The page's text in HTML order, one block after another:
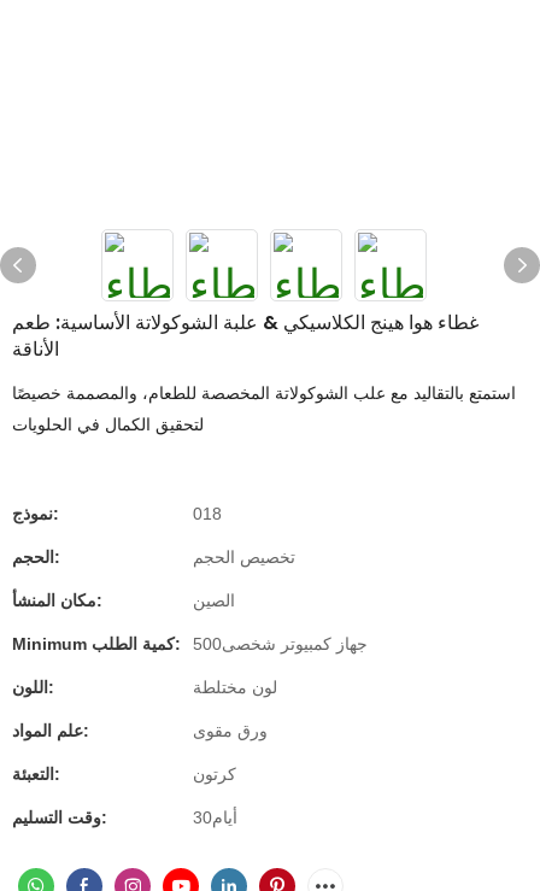
غطاء هوا هينج الكلاسيكي & علبة الشوكولاتة الأساسية: طعم
الأناقة
استمتع بالتقاليد مع علب الشوكولاتة المخصصة للطعام، والمصممة خصيصًا
لتحقيق الكمال في الحلويات
نموذج: 018
الحجم: تخصيص الحجم
مكان المنشأ: الصين
Minimum كمية الطلب: جهاز كمبيوتر شخصى500
اللون: لون مختلطة
علم المواد: ورق مقوى
التعبئة: كرتون
وقت التسليم: أيام30